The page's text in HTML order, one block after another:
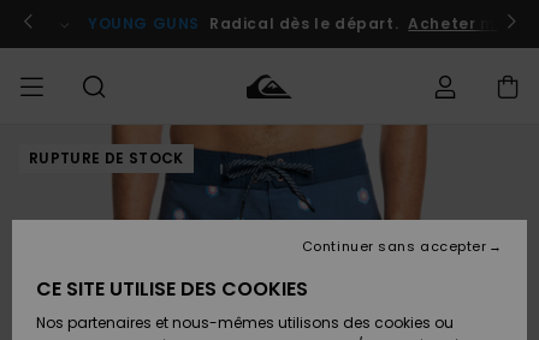
l'information
le
Se connecter / s'inscrire
YOUNG GUNS Radical dès le départ. Acheter
HOMME Vêtements
Vêtements
FEMME
Shop
Surf
Shop
Homme
Surf
Shop
Snow
Shop
Homme
Snow
Shop
Outlet
Homme
Enfant
Accéder à
ma
commande
Retours
RUPTURE DE STOCK
CE SITE UTILISE DES COOKIES
Nos partenaires et nous-mêmes utilisons des cookies ou
Continuer sans accepter